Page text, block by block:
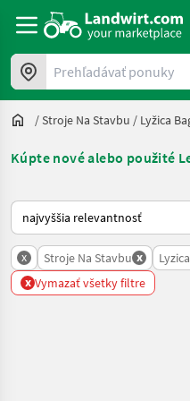
Prehľadávať ponuky
/Stroje Na Stavbu / Lyžica
Kúpte nové alebo použité
Takto sa vykonáva triedenie
x Stroje Na Stavbu x
x Vymazať všetky filtre